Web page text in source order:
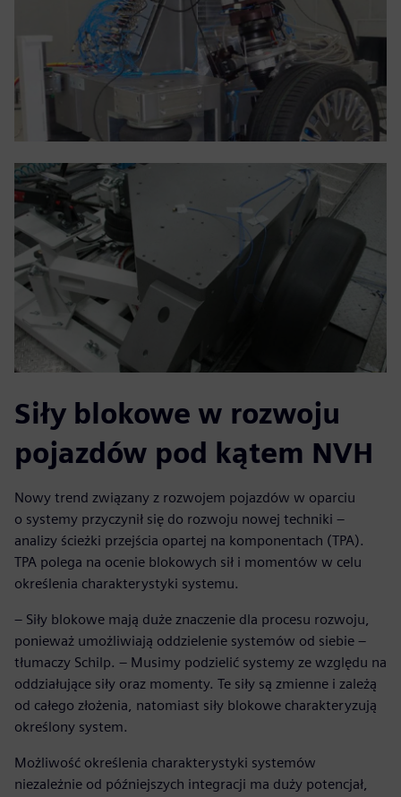
Siły blokowe w rozwoju
pojazdów pod kątem NVH
Nowy trend związany z rozwojem pojazdów w oparciu
o systemy przyczynił się do rozwoju nowej techniki –
analizy ścieżki przejścia opartej na komponentach (TPA).
TPA polega na ocenie blokowych sił i momentów w celu
określenia charakterystyki systemu.
– Siły blokowe mają duże znaczenie dla procesu rozwoju,
ponieważ umożliwiają oddzielenie systemów od siebie –
tłumaczy Schilp. – Musimy podzielić systemy ze względu na
oddziałujące siły oraz momenty. Te siły są zmienne i zależą
od całego złożenia, natomiast siły blokowe charakteryzują
określony system.
Możliwość określenia charakterystyki systemów
niezależnie od późniejszych integracji ma duży potencjał,